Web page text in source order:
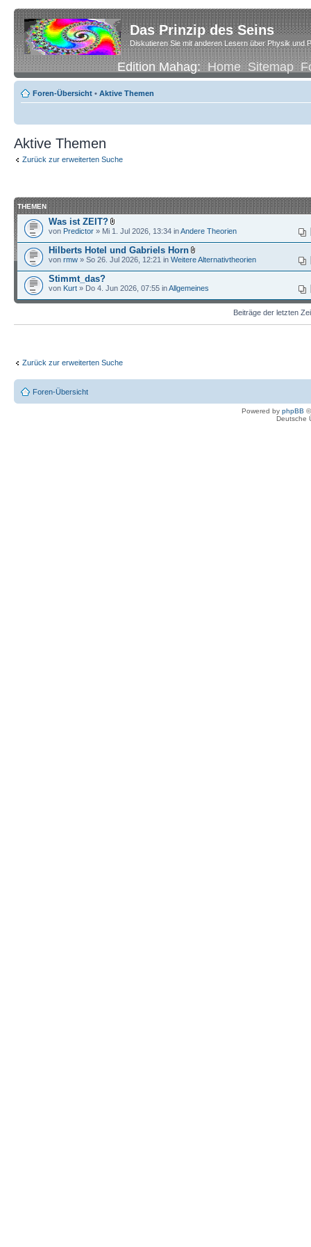
Das Prinzip des Seins
Diskutieren Sie mit anderen Lesern über Physik und
Edition Mahag:Home Sitemap
Foren-Übersicht • Aktive Themen
Aktive Themen
Zurück zur erweiterten Suche
THEMEN
Was ist ZEIT?
von Predictor » Mi 1. Jul 2026, 13:34 inAndere Theorien
Hilberts Hotel und Gabriels Horn
von rmw » So 26. Jul 2026, 12:21 in Weitere Alternativtheorien
Stimmt_das?
von Kurt » Do 4. Jun 2026, 07:55 inAllgemeines
Beiträge der letzten
Zurück zur erweiterten Suche
Foren-Übersicht
Powered by phpBB
Deutsche